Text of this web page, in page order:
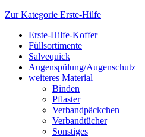
Zur Kategorie Erste-Hilfe
Erste-Hilfe-Koffer
Füllsortimente
Salvequick
Augenspülung/Augenschutz
weiteres Material
Binden
Pflaster
Verbandpäckchen
Verbandtücher
Sonstiges